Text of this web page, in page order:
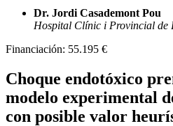
Dr. Jordi Casademont Pou
Hospital Clínic i Provincial de
Financiación: 55.195 €
Choque endotóxico
modelo experimental
con posible valor